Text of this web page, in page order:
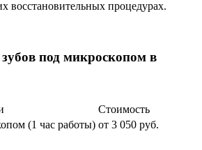
восстановительных процедурах.
под микроскопом в
Стоимость
(1 час работы) от 3 050 руб.